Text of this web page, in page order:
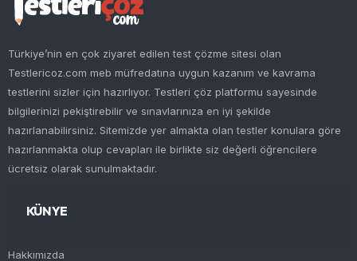
Türkiye’nin en çok ziyaret edilen test çözme sitesi olan
Testlericoz.com meb müfredatına uygun kazanım ve kavrama
testlerini sizler için hazırlıyor. Testleri çöz platformu sayesinde
bilgilerinizi pekiştirebilir ve sınavlarınıza en iyi şekilde
hazırlanabilirsiniz. Sitemizde yer almakta olan testler konulara göre
hazırlanmakta olup cevapları ile birlikte siz değerli öğrencilere
ücretsiz olarak sunulmaktadır.
KÜNYE
Hakkımızda